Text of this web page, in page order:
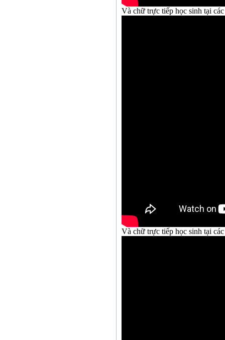
Và chữ trực tiếp học sinh tại
Và chữ trực tiếp học sinh tại